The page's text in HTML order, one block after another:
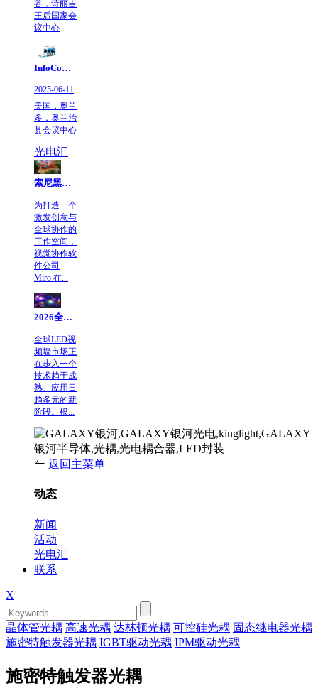
谷，诗丽吉
王后国家会
议中心
InfoComm 2025 | KinglightGALAXY银河邀您共赴北美视听盛宴
2025-06-11
美国，奥兰
多，奥兰治
县会议中心
光电汇
索尼黑彩晶Crystal LED为在线可视化协作平台巨头Miro新总部打造视觉焦点
为打造一个
激发创意与
全球协作的
工作空间，
视觉协作软
件公司
Miro 在...
2026全球LED视频墙市场展望：技术成熟带来新一轮增长势能
全球LED视
频墙市场正
在步入一个
技术趋于成
熟、应用日
趋多元的新
阶段。根...
返回主菜单
动态
新闻
活动
光电汇
联系
X
晶体管光耦 高速光耦 达林顿光耦 可控硅光耦 固态继电器光耦
施密特触发器光耦 IGBT驱动光耦 IPM驱动光耦
施密特触发器光耦